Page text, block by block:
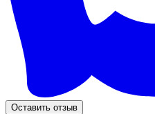
Оставить отзыв